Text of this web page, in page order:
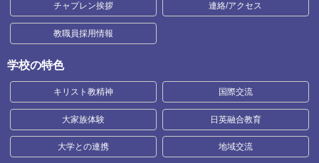
チャプレン挨拶 連絡/アクセス
教職員採用情報
学校の特色
キリスト教精神 国際交流
大家族体験 日英融合教育
大学との連携 地域交流